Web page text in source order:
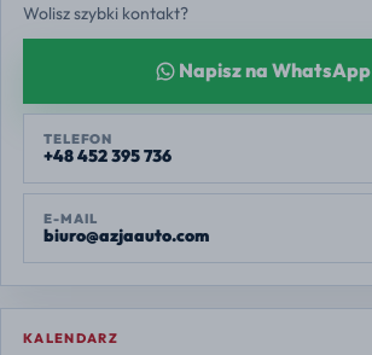
Wolisz szybki kontakt?
Napisz na WhatsApp
TELEFON
+48 452 395 736
E-MAIL
biuro@azjaauto.com
KALENDARZ
Europe/Warsaw